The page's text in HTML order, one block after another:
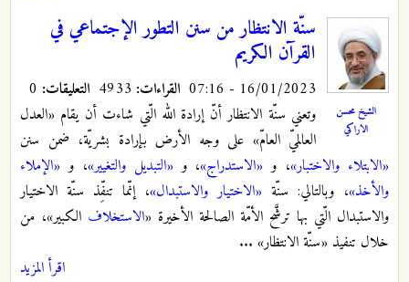
الشيخ محسن
الاراكي
سنّة الانتظار من سنن التطور الإجتماعي في
القرآن الكريم
16/01/2023 - 07:16 القراءات: التعليقات:
وتعني سنّة الانتظار أنّ إرادة الله الّتي شاءت أن يقام «العدل
العالميّ العامّ» على وجه الأرض بإرادة بشريّة، ضمن سنن
«الابتلاء والاختبار»، و «الاستدراج»، و «التبديل والتغيير»، و «الإملاء
والأخذ»، وبالتالي: سنّة «الاختيار والاستبدال»، إنّما تنفِّذ سنّة الاختيار
والاستبدال الّتي بها ترشَّح الأمّة الصالحة الأخيرة «الاستخلاف الكبير»، من
خلال تنفيذ «سنّة الانتظار» ...
اقرأ المزيد